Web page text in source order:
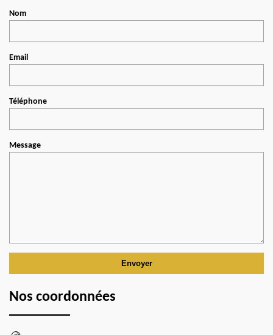
Nom
Email
Téléphone
Message
Nos coordonnées